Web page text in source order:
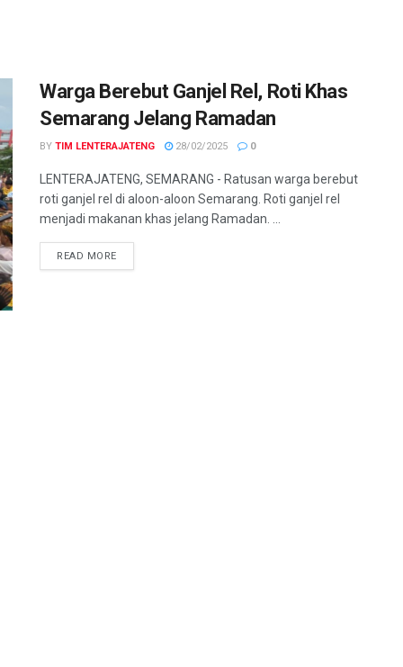
Warga Berebut Ganjel Rel, Roti Khas
Semarang Jelang Ramadan
BY TIM LENTERAJATENG 28/02/2025 0
LENTERAJATENG, SEMARANG - Ratusan warga berebut
roti ganjel rel di aloon-aloon Semarang. Roti ganjel rel
menjadi makanan khas jelang Ramadan. ...
READ MOREDETAILS